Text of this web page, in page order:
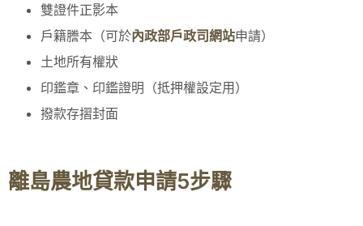
雙證件正影本
戶籍謄本（可於內政部戶政司網站申請）
土地所有權狀
印鑑章、印鑑證明（抵押權設定用）
撥款存摺封面
離島農地貸款申請5步驟